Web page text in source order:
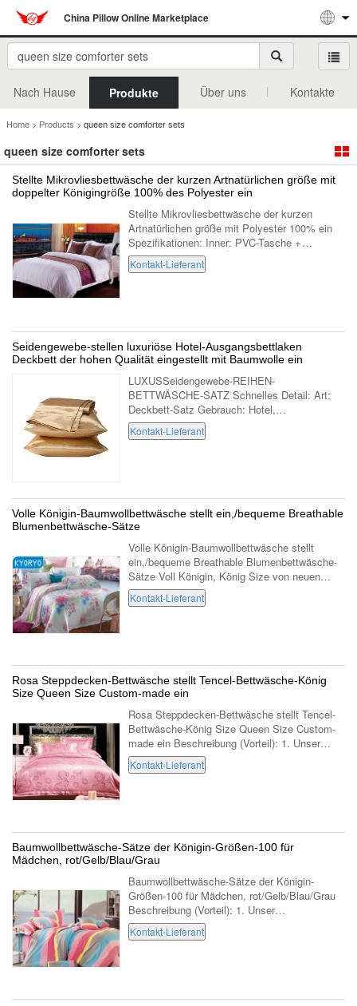
China Pillow Online Marketplace
Nach Hause Produkte Über uns Kontakte
Home > Products > queen size comforter sets
queen size comforter sets
Stellte Mikrovliesbettwäsche der kurzen Artnatürlichen größe mit
doppelter Königingröße 100% des Polyester ein
Stellte Mikrovliesbettwäsche der kurzen
Artnatürlichen größe mit Polyester 100% ein
Spezifikationen: Inner: PVC-Tasche +
Farbpapier + -pappe Äußer: Export verstärkter
Karton 4sets pro Karton Bruttomasse: 10...
Kontakt-Lieferant
Seidengewebe-stellen luxuriöse Hotel-Ausgangsbettlaken
Deckbett der hohen Qualität eingestellt mit Baumwolle ein
LUXUSSeidengewebe-REIHEN-
BETTWÄSCHE-SATZ Schnelles Detail: Art:
Deckbett-Satz Gebrauch: Hotel,
Luxuspräsidentenreihen-Bettwäschesatz
Altersklasse: Erwachsener Material: 100%
Kontakt-Lieferant
Volle Königin-Baumwollbettwäsche stellt ein,/bequeme Breathable
Blumenbettwäsche-Sätze
Volle Königin-Baumwollbettwäsche stellt
ein,/bequeme Breathable Blumenbettwäsche-
Sätze Voll Königin, König Size von neuen
Muster-Bettwäsche-Sätzen für verschiedene
Jahreszeiten Kyoryo-Bettwäschesätze wird
Kontakt-Lieferant
Rosa Steppdecken-Bettwäsche stellt Tencel-Bettwäsche-König
Size Queen Size Custom-made ein
Rosa Steppdecken-Bettwäsche stellt Tencel-
Bettwäsche-König Size Queen Size Custom-
made ein Beschreibung (Vorteil): 1. Unser
Bettwäschesatz hat viel Vorteile wie unfading,
Reiche gestickte Entwürfe, reines ...
Kontakt-Lieferant
Baumwollbettwäsche-Sätze der Königin-Größen-100 für
Mädchen, rot/Gelb/Blau/Grau
Baumwollbettwäsche-Sätze der Königin-
Größen-100 für Mädchen, rot/Gelb/Blau/Grau
Beschreibung (Vorteil): 1. Unser
Bettwäschesatz hat viel Vorteile wie unfading,
Reiche gestickte Entwürfe, reines
Kontakt-Lieferant